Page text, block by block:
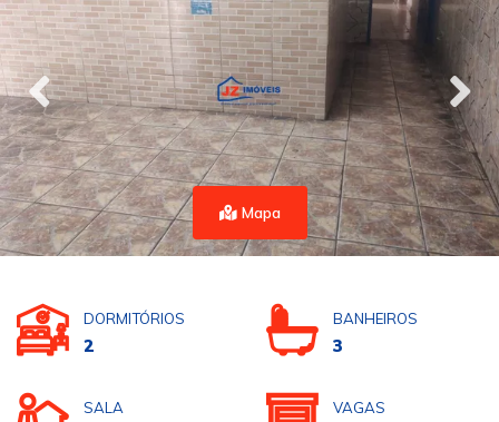
Mapa
DORMITÓRIOS
2
BANHEIROS
3
SALA VAGAS